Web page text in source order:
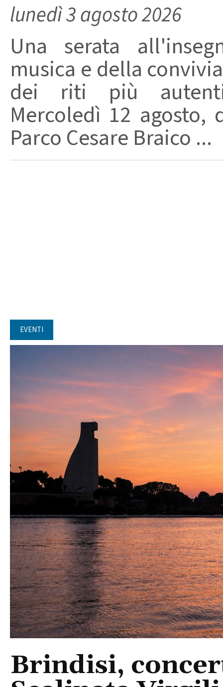
lunedì 3 agosto 2026
Una serata
musica e della
dei riti più
Mercoledì 12 agosto,
Parco Cesare Braico ...
EVENTI
Brindisi,